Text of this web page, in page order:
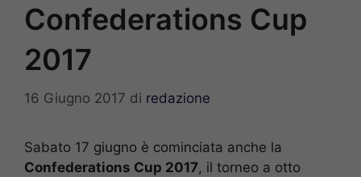
Confederations Cup
2017
16 Giugno 2017 di redazione
Sabato 17 giugno è cominciata anche la
Confederations Cup 2017, il torneo a otto